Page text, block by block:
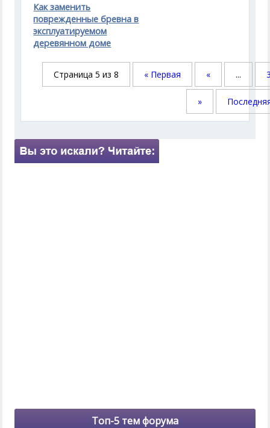
Как заменить
поврежденные бревна в
эксплуатируемом
деревянном доме
Страница 5 из 8 « Первая « ...
»
Топ-5 тем форума